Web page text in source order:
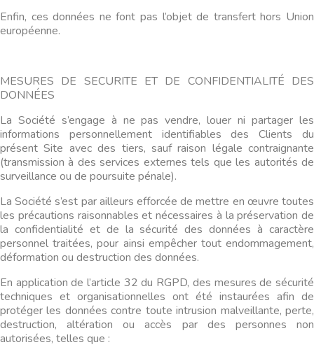
Enfin, ces données ne font pas l’objet de transfert hors Union
européenne.
MESURES DE SECURITE ET DE CONFIDENTIALITÉ DES
DONNÉES
La Société s’engage à ne pas vendre, louer ni partager les
informations personnellement identifiables des Clients du
présent Site avec des tiers, sauf raison légale contraignante
(transmission à des services externes tels que les autorités de
surveillance ou de poursuite pénale).
La Société s’est par ailleurs efforcée de mettre en œuvre toutes
les précautions raisonnables et nécessaires à la préservation de
la confidentialité et de la sécurité des données à caractère
personnel traitées, pour ainsi empêcher tout endommagement,
déformation ou destruction des données.
En application de l’article 32 du RGPD, des mesures de sécurité
techniques et organisationnelles ont été instaurées afin de
protéger les données contre toute intrusion malveillante, perte,
destruction, altération ou accès par des personnes non
autorisées, telles que :